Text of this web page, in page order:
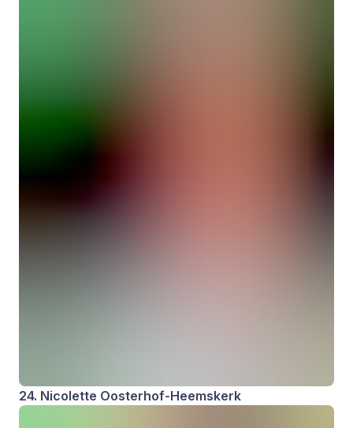
24. Nicolette Oosterhof-Heemskerk